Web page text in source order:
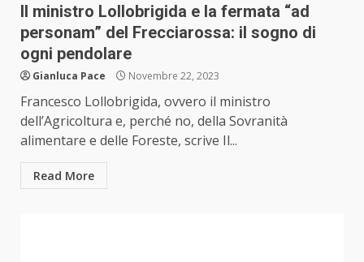
Il ministro Lollobrigida e la fermata “ad
personam” del Frecciarossa: il sogno di
ogni pendolare
Gianluca Pace Novembre 22, 2023
Francesco Lollobrigida, ovvero il ministro
dell’Agricoltura e, perché no, della Sovranità
alimentare e delle Foreste, scrive Il...
Read More